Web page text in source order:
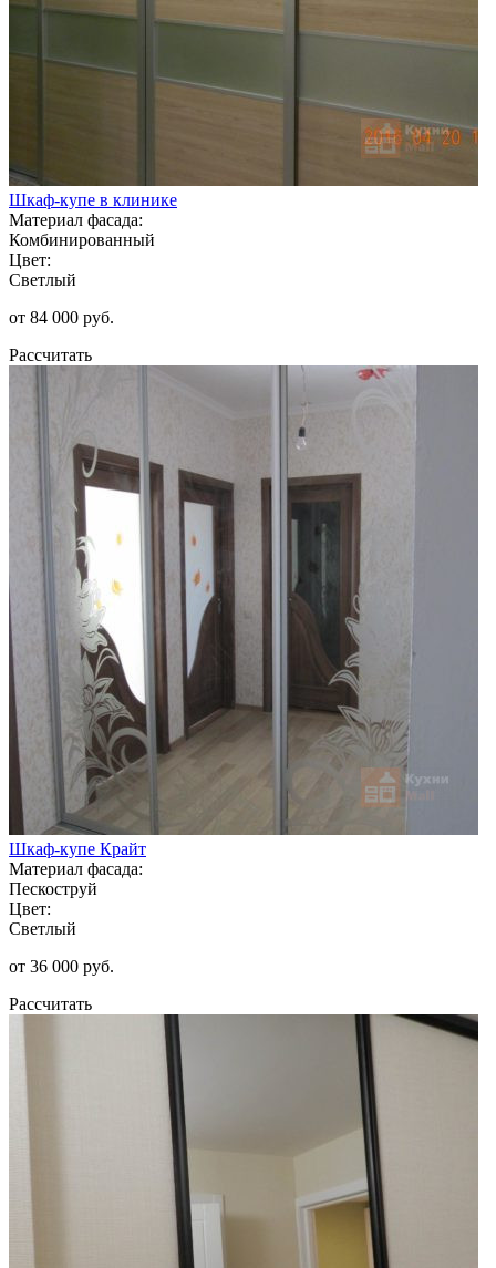
Шкаф-купе в клинике
Материал фасада:
Комбинированный
Цвет:
Светлый
от 84 000 руб.
Рассчитать
Шкаф-купе Крайт
Материал фасада:
Пескоструй
Цвет:
Светлый
от 36 000 руб.
Рассчитать